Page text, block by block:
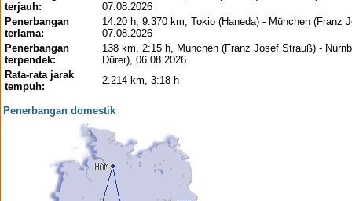
terjauh:
07.08.2026
Penerbangan
terlama:
14:20 h, 9.370 km, Tokio (Haneda) - München (Franz
07.08.2026
Penerbangan
terpendek:
138 km, 2:15 h, München (Franz Josef Strauß) -
Dürer), 06.08.2026
Rata-rata jarak
tempuh:
2.214 km, 3:18 h
Penerbangan domestik